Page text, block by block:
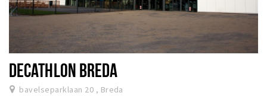
DECATHLON BREDA
bavelseparklaan 20 , Breda